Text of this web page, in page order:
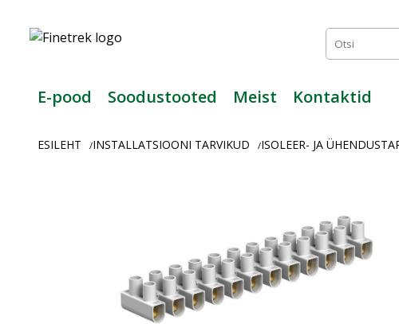
Usaldusväärne
tööstusautomaatika
E-pood Soodustooted Meist Kontaktid
ESILEHT /INSTALLATSIOONI TARVIKUD /ISOLEER- JA